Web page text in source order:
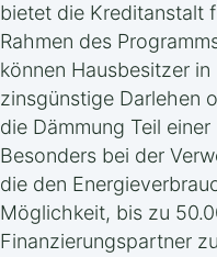
bietet die Kreditanstalt
Rahmen des
können Hausbesitzer
zinsgünstige Darlehen
die Dämmung Teil
Besonders bei der
die den
Möglichkeit, bis zu
Finanzierungspartner